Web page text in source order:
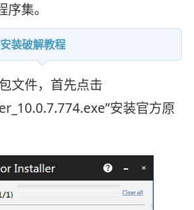
集。
装破解教程
文件，首先点击
安装官方原